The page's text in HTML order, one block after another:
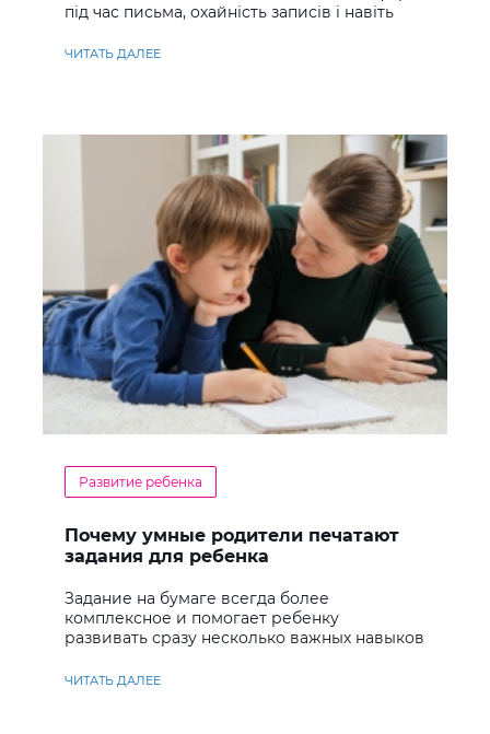
під час письма, охайність записів і навіть
ЧИТАТЬ ДАЛЕЕ
Развитие ребенка
Почему умные родители печатают
задания для ребенка
Задание на бумаге всегда более
комплексное и помогает ребенку
развивать сразу несколько важных навыков
ЧИТАТЬ ДАЛЕЕ